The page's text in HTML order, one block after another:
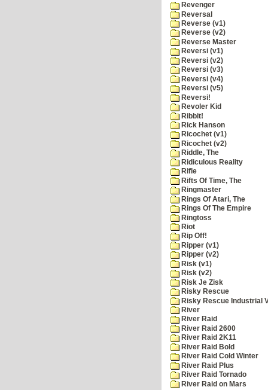
Revenger
Reversal
Reverse (v1)
Reverse (v2)
Reverse Master
Reversi (v1)
Reversi (v2)
Reversi (v3)
Reversi (v4)
Reversi (v5)
Reversi!
Revoler Kid
Ribbit!
Rick Hanson
Ricochet (v1)
Ricochet (v2)
Riddle, The
Ridiculous Reality
Rifle
Rifts Of Time, The
Ringmaster
Rings Of Atari, The
Rings Of The Empire
Ringtoss
Riot
Rip Off!
Ripper (v1)
Ripper (v2)
Risk (v1)
Risk (v2)
Risk Je Zisk
Risky Rescue
Risky Rescue Industrial
River
River Raid
River Raid 2600
River Raid 2K11
River Raid Bold
River Raid Cold Winter
River Raid Plus
River Raid Tornado
River Raid on Mars